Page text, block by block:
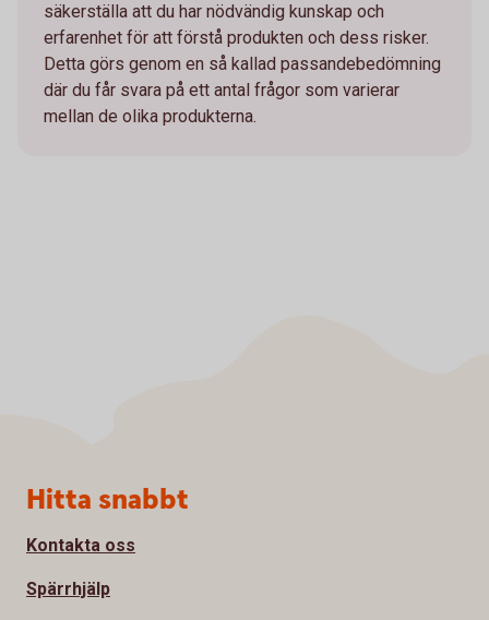
säkerställa att du har nödvändig kunskap och
erfarenhet för att förstå produkten och dess risker.
Detta görs genom en så kallad passandebedömning
där du får svara på ett antal frågor som varierar
mellan de olika produkterna.
Sidfot
Hitta snabbt
Kontakta oss
Spärrhjälp